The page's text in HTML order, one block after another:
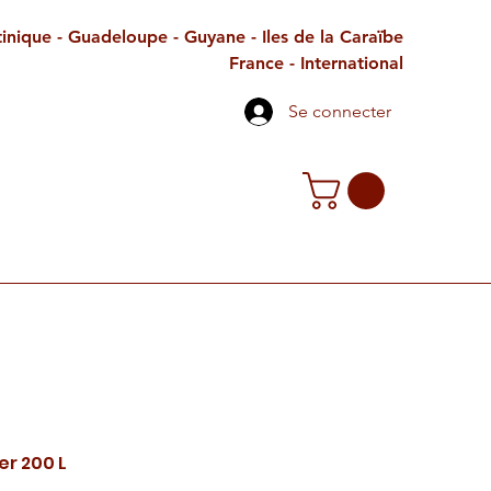
- Guadeloupe - Guyane - Iles de la Caraïbe
France - International
Se connecter
200 L